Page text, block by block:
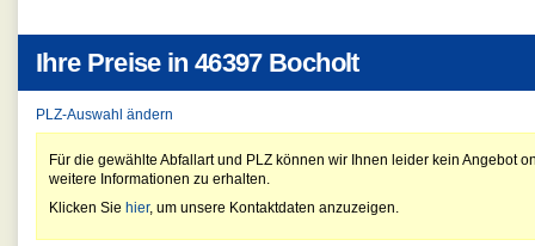
Ihre Preise in46397 Bocholt
PLZ-Auswahl ändern
Für die gewählte Abfallart und PLZ können wir Ihnen leider kein Angebot
weitere Informationen zu erhalten.
Klicken Sie hier, um unsere Kontaktdaten anzuzeigen.